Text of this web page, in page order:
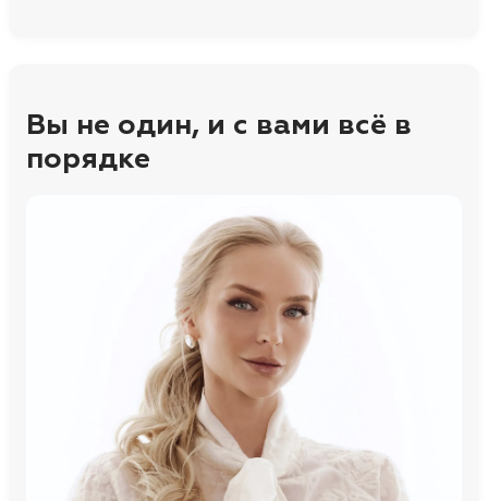
Вы не один, и с вами всё в
порядке